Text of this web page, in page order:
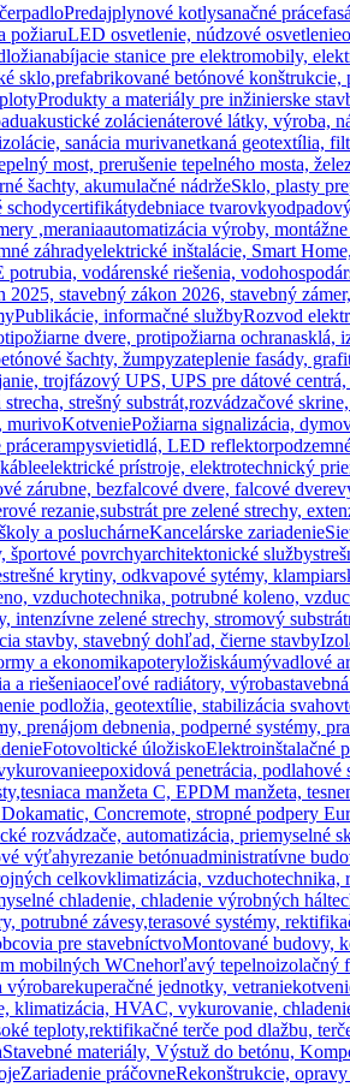
Predajplynové kotlysanačné práce
požiaruLED osvetlenie, núdzové osvetlenie
nabíjacie stanice pre elektromobily,
sklo,prefabrikované betónové
Produkty a materiály pre inžinierske
akustické zolácienáterové látky, výroba,
sanácia murivanetkaná geotextília,
most, prerušenie tepelného mosta,
šachty, akumulačné nádržeSklo, plasty
schodycertifikátydebniace tvarovky
,meraniaautomatizácia výroby,
záhradyelektrické inštalácie, Smart
vodárenské riešenia,
stavebný zákon 2026, stavebný
Publikácie, informačné službyRozvod
dvere, protipožiarna ochranasklá,
šachty, žumpyzateplenie fasády,
trojfázový UPS, UPS pre dátové
strešný substrát,rozvádzačové
murivoKotveniePožiarna signalizácia,
prácerampysvietidlá, LED reflektor
elektrické prístroje, elektrotechnický
zárubne, bezfalcové dvere, falcové dvere
rezanie,substrát pre zelené strechy,
a posluchárneKancelárske zariadenie
športové povrchyarchitektonické služby
strešné krytiny, odkvapové sytémy,
vzduchotechnika, potrubné koleno,
intenzívne zelené strechy, stromový substrát
stavby, stavebný dohľad, čierne stavby
a ekonomikapoteryložiskáumývadlové
a riešeniaoceľové radiátory, výroba
podložia, geotextílie, stabilizácia svahov
prenájom debnenia, podperné systémy,
Fotovoltické úložiskoElektroinštalačné
epoxidová penetrácia, podlahové
tesniaca manžeta C, EPDM manžeta,
Concremote, stropné podpery
rozvádzače, automatizácia, priemyselné
výťahyrezanie betónuadministratívne
celkovklimatizácia, vzduchotechnika,
chladenie, chladenie výrobných hál
potrubné závesy,terasové systémy,
pre stavebníctvoMontované budovy,
mobilných WCnehorľavý tepelnoizolačný
výrobarekuperačné jednotky, vetranie
klimatizácia, HVAC, vykurovanie,
teploty,rektifikačné terče pod dlažbu,
Stavebné materiály, Výstuž do betónu,
Zariadenie práčovneRekonštrukcie, opravy